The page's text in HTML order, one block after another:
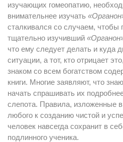
изучающих гомеопатию,
внимательнее изучать
сталкивался со случаем, чтобы
тщательно изучивший
что ему следует делать и куда
ситуации, а тот, кто отрицает
знаком со всем богатством
книги. Многие заявляют, что
начать спрашивать их
слепота. Правила, изложенные в
любого к созданию чистой и
человек навсегда сохранит в
подлинного ученика.